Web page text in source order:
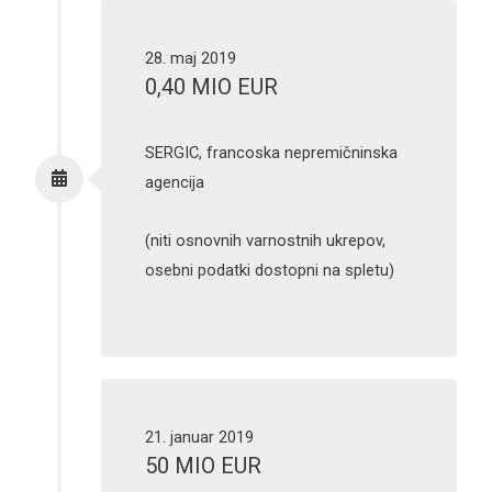
28. maj 2019
0,40 MIO EUR
SERGIC, francoska nepremičninska
agencija
(niti osnovnih varnostnih ukrepov,
osebni podatki dostopni na spletu)
21. januar 2019
50 MIO EUR